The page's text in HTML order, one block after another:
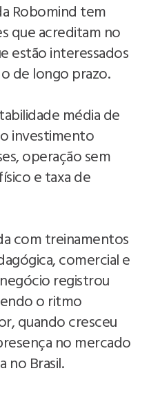
Robomind tem
que acreditam no
estão interessados
de longo prazo.
média de
investimento
operação sem
e taxa de
com treinamentos
comercial e
registrou
o ritmo
quando cresceu
no mercado
no Brasil.